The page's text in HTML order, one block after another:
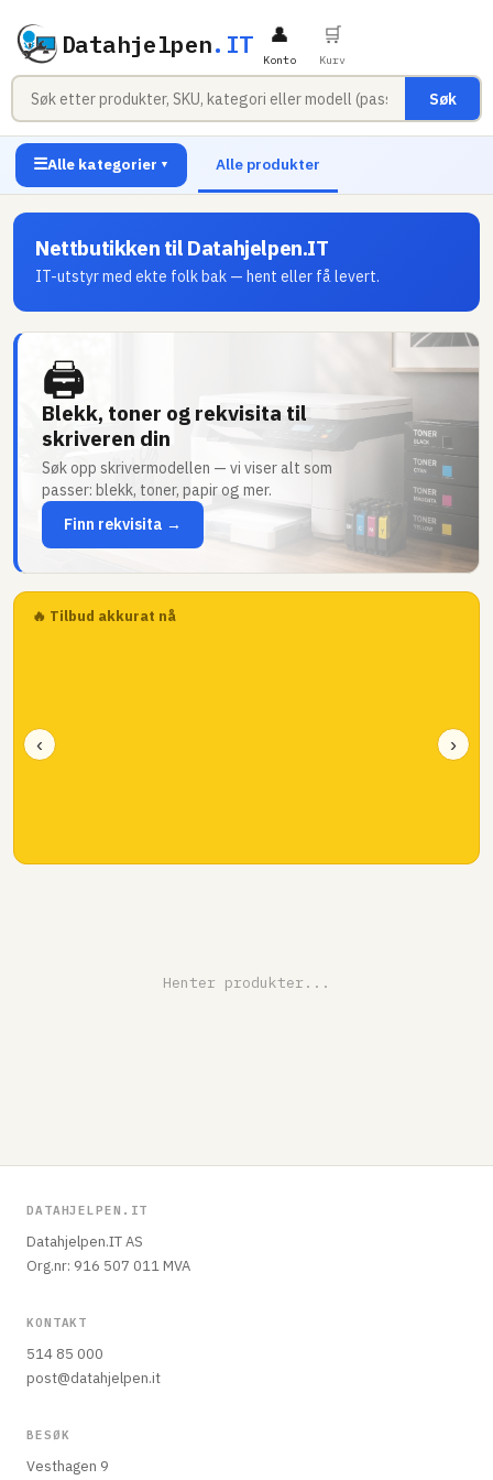
Datahjelpen.IT
Søk
👤
Konto
🛒
Kurv
☰Alle kategorier ▼ Alle produkter
Nettbutikken til Datahjelpen.IT
IT-utstyr med ekte folk bak — hent eller få levert.
🖨
Blekk, toner og rekvisita til
skriveren din
Søk opp skrivermodellen — vi viser alt som
passer: blekk, toner, papir og mer.
Finn rekvisita →
🔥 Tilbud akkurat nå
‹ ›
Henter produkter...
DATAHJELPEN.IT
Datahjelpen.IT AS
Org.nr: 916 507 011 MVA
KONTAKT
514 85 000
post@datahjelpen.it
BESØK
Vesthagen 9